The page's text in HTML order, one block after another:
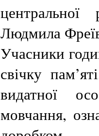
центральної
Людмила
Учасники
свічку
видатної
мовчання,